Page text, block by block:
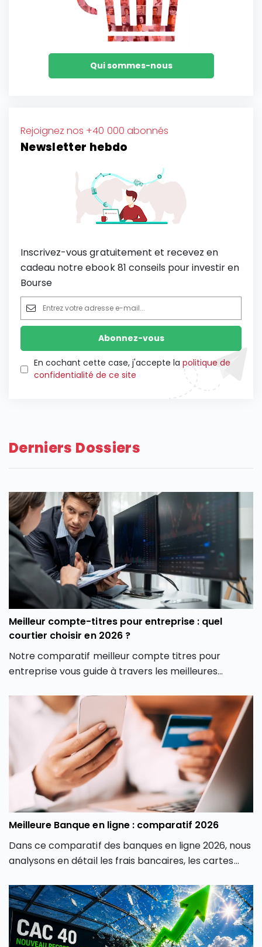
Qui sommes-nous
Rejoignez nos +40 000 abonnés
Newsletter hebdo
Inscrivez-vous gratuitement et recevez en
cadeau notre ebook 81 conseils pour investir en
Bourse
En cochant cette case, j'accepte la politique de
confidentialité de ce site
Derniers Dossiers
Meilleur compte-titres pour entreprise : quel
courtier choisir en 2026 ?
Notre comparatif meilleur compte titres pour
entreprise vous guide à travers les meilleures
éclairé, adapté à votre stratégie d’investissement
professionnelle.
Meilleure Banque en ligne : comparatif 2026
Dans ce comparatif des banques en ligne 2026, nous
analysons en détail les frais bancaires, les cartes
d’investissement, les crédits et la qualité de service
afin de vous aider à identifier la banque en ligne la
plus adaptée à votre profil.